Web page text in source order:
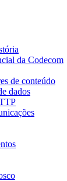
da Codecom
de conteúdo
dados